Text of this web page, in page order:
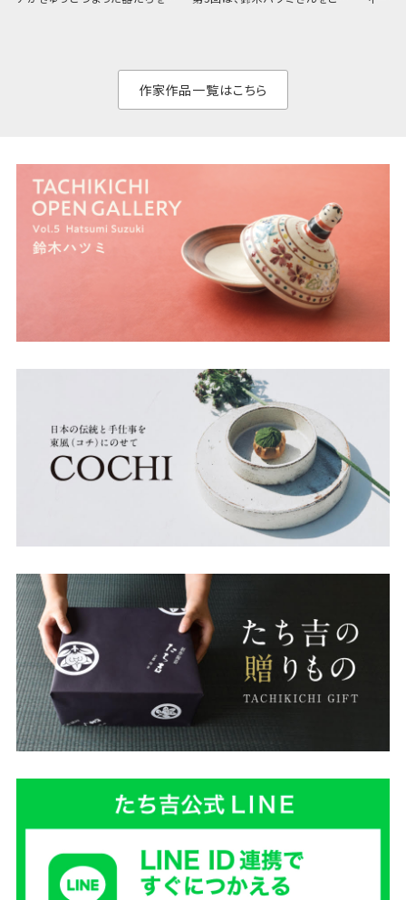
作家作品一覧はこちら